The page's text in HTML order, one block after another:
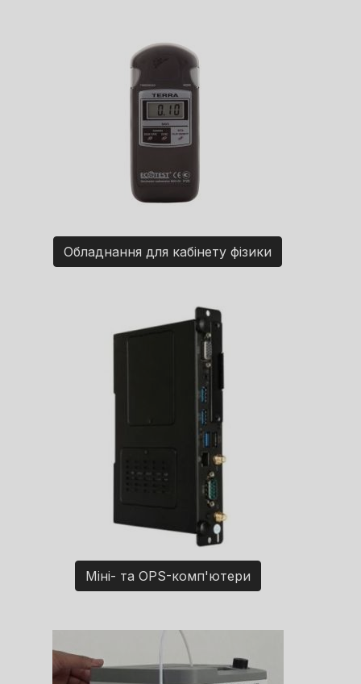
Обладнання для кабінету фізики
Міні- та OPS-комп'ютери